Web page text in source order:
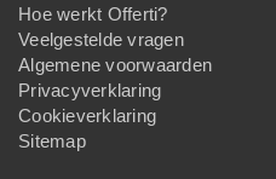
Hoe werkt Offerti?
Veelgestelde vragen
Algemene voorwaarden
Privacyverklaring
Cookieverklaring
Sitemap